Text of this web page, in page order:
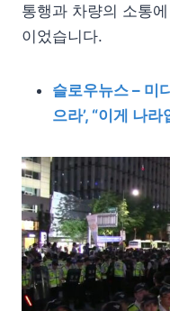
통행과 차량의 소통
이었습니다.
슬로우뉴스 – 미
으라’, “이게 나